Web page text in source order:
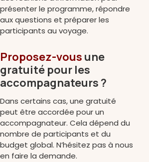
présenter le programme, répondre
aux questions et préparer les
participants au voyage.
Proposez-vous une
gratuité pour les
accompagnateurs ?
Dans certains cas, une gratuité
peut être accordée pour un
accompagnateur. Cela dépend du
nombre de participants et du
budget global. N’hésitez pas à nous
en faire la demande.